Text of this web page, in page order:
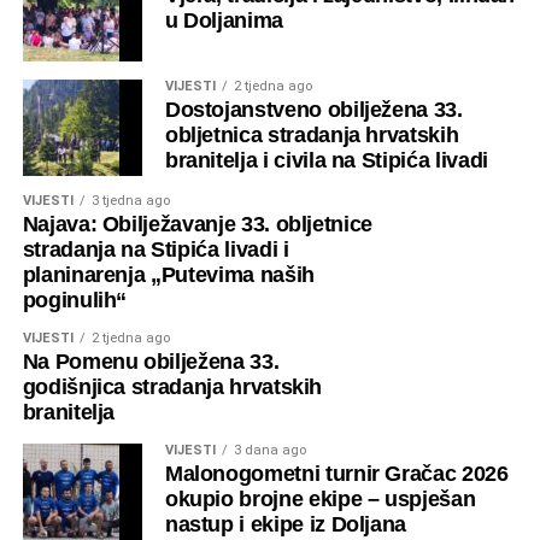
Unutrašnjost crkve
Unutrašnjost crkve
temperaturama, kući su se vratili odmoreni i s
“napunjenim baterijama” za nadolazeći radni tjedan.
Kako je to izgledalo pogledajte u nastavku:
u Doljanima
VIJESTI 2 tjedna ago
Dostojanstveno obilježena 33.
obljetnica stradanja hrvatskih
branitelja i civila na Stipića livadi
VIJESTI 3 tjedna ago
Najava: Obilježavanje 33. obljetnice
stradanja na Stipića livadi i
planinarenja „Putevima naših
poginulih“
VIJESTI 2 tjedna ago
Na Pomenu obilježena 33.
godišnjica stradanja hrvatskih
branitelja
VIJESTI 3 dana ago
Malonogometni turnir Gračac 2026
okupio brojne ekipe – uspješan
nastup i ekipe iz Doljana